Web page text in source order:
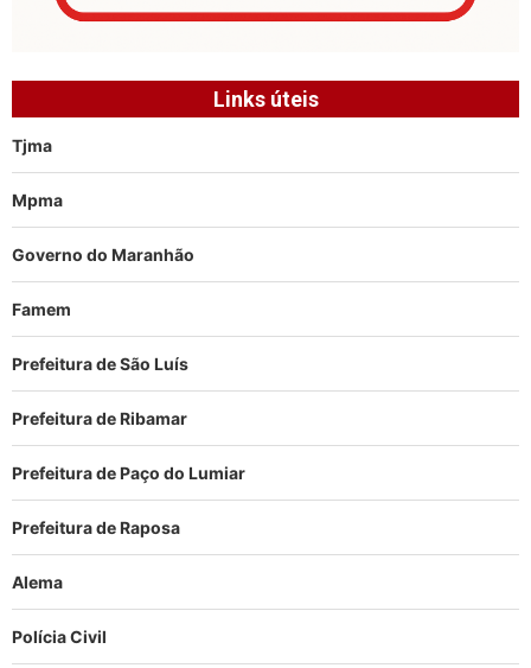
Links úteis
Tjma
Mpma
Governo do Maranhão
Famem
Prefeitura de São Luís
Prefeitura de Ribamar
Prefeitura de Paço do Lumiar
Prefeitura de Raposa
Alema
Polícia Civil